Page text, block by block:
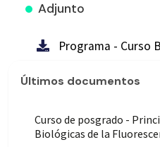
Adjunto
Programa - Curso
Últimos documentos
Curso de posgrado -
Biológicas de la